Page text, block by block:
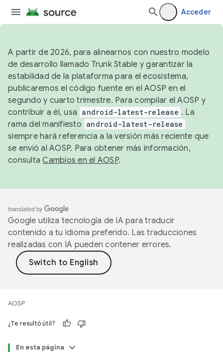
Acceder
A partir de 2026, para alinearnos con nuestro modelo
de desarrollo llamado Trunk Stable y garantizar la
estabilidad de la plataforma para el ecosistema,
publicaremos el código fuente en el AOSP en el
segundo y cuarto trimestre. Para compilar el AOSP y
contribuir a él, usa android-latest-release . La
rama del manifiesto android-latest-release
siempre hará referencia a la versión más reciente que
se envió al AOSP. Para obtener más información,
consultaCambios en el AOSP.
Google utiliza tecnología de IA para traducir
contenido a tu idioma preferido. Las traducciones
realizadas con IA pueden contener errores.
AOSP
¿Te resultó útil?
En esta página